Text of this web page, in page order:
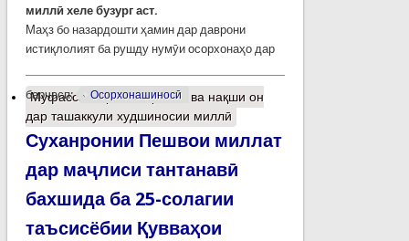
миллӣ хеле бузург аст.
Маҳз бо назардошти ҳамин дар даврони
истиқлолият ба рушду нумӯи осорхонаҳо дар
барчасп: Осорхонашиносӣ
Муфассалтаро Осорхона ва нақши он
дар ташаккули худшиносии миллӣ
Суханронии Пешвои миллат
дар маҷлиси тантанавӣ
бахшида ба 25-солагии
таъсисёбии Қувваҳои